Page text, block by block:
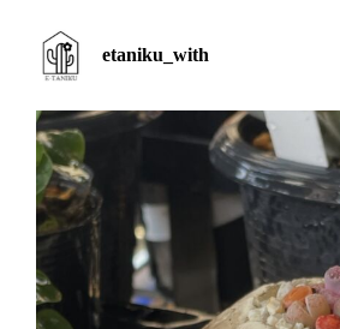
etaniku_with